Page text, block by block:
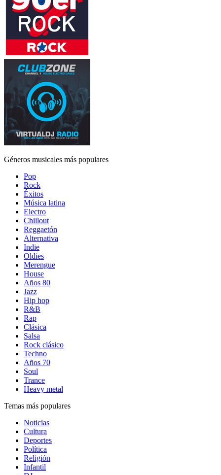
Géneros musicales más populares
Pop
Rock
Éxitos
Música latina
Electro
Chillout
Reggaetón
Alternativa
Indie
Oldies
Merengue
House
Años 80
Jazz
Hip hop
R&B
Rap
Clásica
Salsa
Rock clásico
Techno
Años 70
Soul
Trance
Heavy metal
Temas más populares
Noticias
Cultura
Deportes
Política
Religión
Infantil